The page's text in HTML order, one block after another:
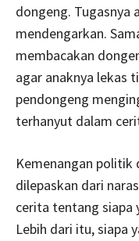
dongeng. Tugasnya
mendengarkan.
membacakan
agar anaknya lekas
pendongeng
terhanyut dalam
Kemenangan politik
dilepaskan dari
cerita tentang siapa
Lebih dari itu, siapa